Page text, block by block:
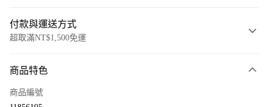
付款與運送方式
超取滿NT$1,500免運
信用卡一次付款
商品特色
商品編號